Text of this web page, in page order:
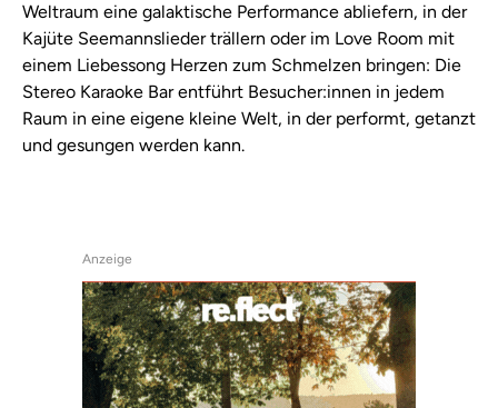
Weltraum eine galaktische Performance abliefern, in der
Kajüte Seemannslieder trällern oder im Love Room mit
einem Liebessong Herzen zum Schmelzen bringen: Die
Stereo Karaoke Bar entführt Besucher:innen in jedem
Raum in eine eigene kleine Welt, in der performt, getanzt
und gesungen werden kann.
Anzeige